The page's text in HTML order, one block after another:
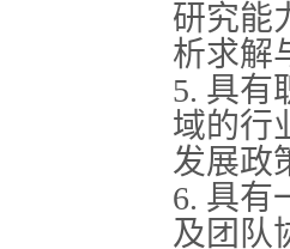
研究能
析求解
5. 具有
域的行
发展政
6. 具有
及团队